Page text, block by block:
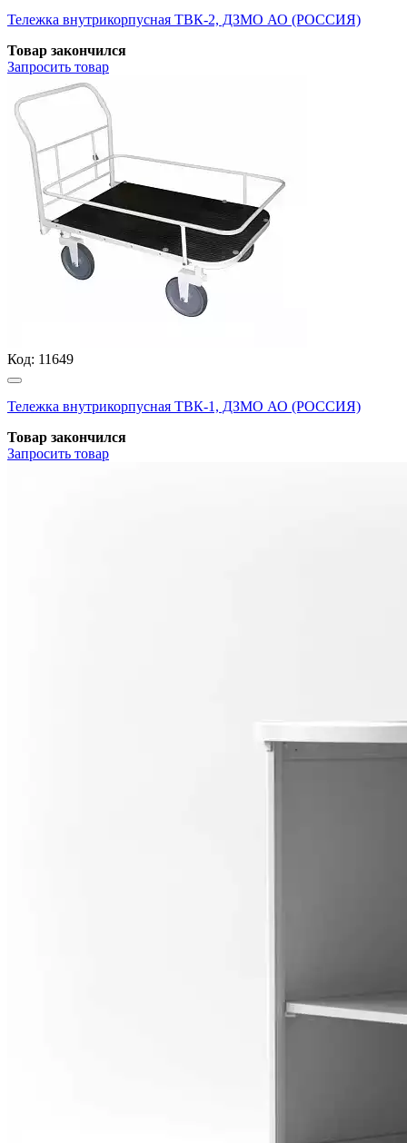
Тележка внутрикорпусная ТВК-2, ДЗМО АО (РОССИЯ)
Товар закончился
Запросить товар
Код: 11649
Тележка внутрикорпусная ТВК-1, ДЗМО АО (РОССИЯ)
Товар закончился
Запросить товар